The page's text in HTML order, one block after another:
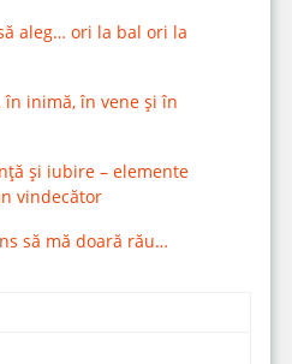
aleg… ori la bal ori la
inimă, în vene și în
și iubire – elemente
vindecător
să mă doară rău…